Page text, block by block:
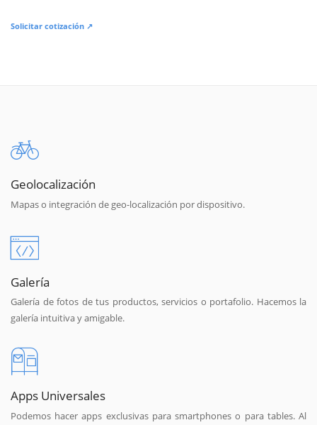
Solicitar cotización ↗
Geolocalización
Mapas o integración de geo-localización por dispositivo.
Galería
Galería de fotos de tus productos, servicios o portafolio. Hacemos la
galería intuitiva y amigable.
Apps Universales
Podemos hacer apps exclusivas para smartphones o para tables. Al